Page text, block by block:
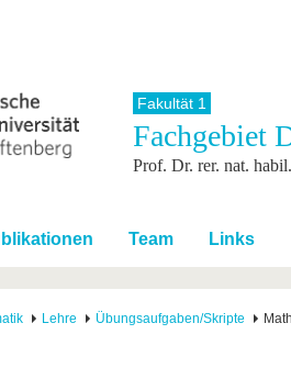
Studium
Studienangebot
Im Studium
Nach dem Studium
Mit
Für
Fakultät 1
Fachgebiet
Prof. Dr. rer. nat.
Team Links
Lehre Übungsaufgaben/Skripte